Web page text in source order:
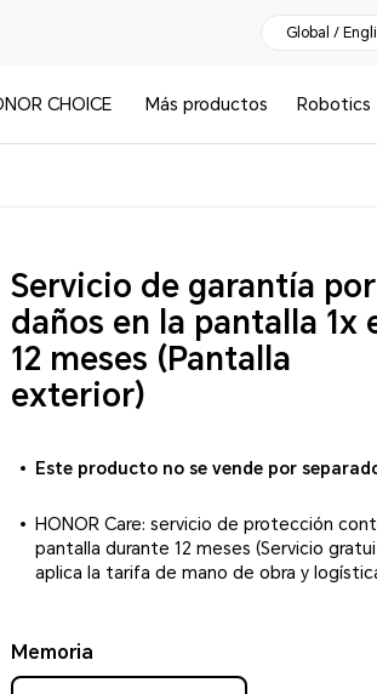
Global /
CHOICE Más productos Robotics
Servicio de garantía por
daños en la pantalla 1x
12 meses (Pantalla
exterior)
Este producto no se vende por
HONOR Care: servicio de protección
pantalla durante 12 meses (Servicio
aplica la tarifa de mano de obra y
Memoria